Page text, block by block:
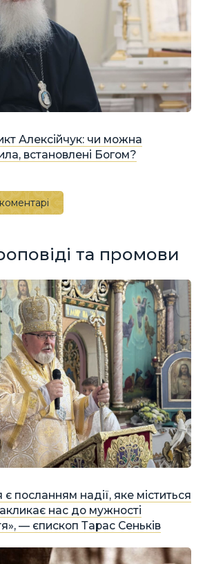
Алексійчук: чи можна
встановлені Богом?
та промови
посланням надії, яке міститься
нас до мужності
— єпископ Тарас Сеньків